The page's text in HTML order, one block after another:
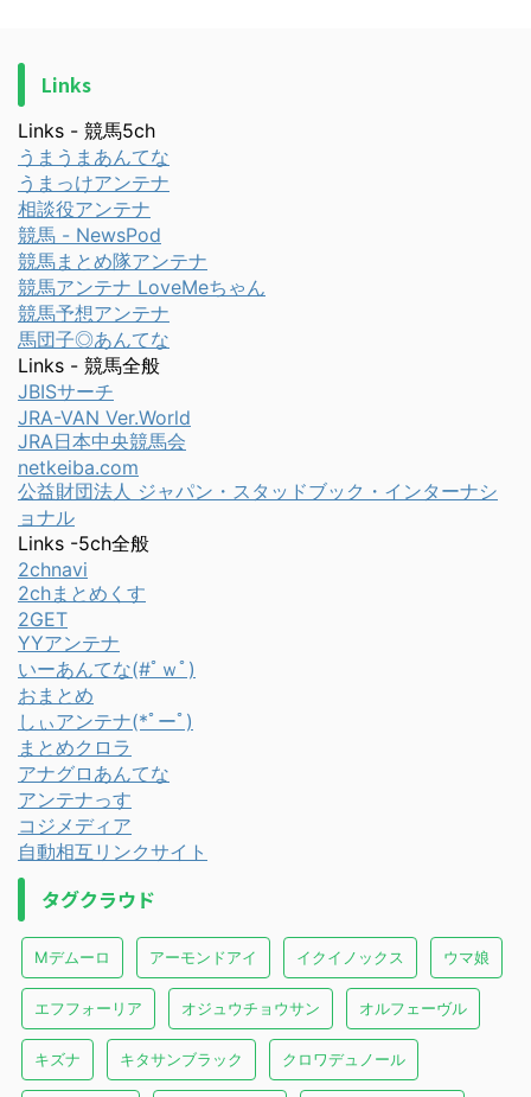
Links
Links - 競馬5ch
うまうまあんてな
うまっけアンテナ
相談役アンテナ
競馬 - NewsPod
競馬まとめ隊アンテナ
競馬アンテナ LoveMeちゃん
競馬予想アンテナ
馬団子◎あんてな
Links - 競馬全般
JBISサーチ
JRA-VAN Ver.World
JRA日本中央競馬会
netkeiba.com
公益財団法人 ジャパン・スタッドブック・インターナシ
ョナル
Links -5ch全般
2chnavi
2chまとめくす
2GET
YYアンテナ
いーあんてな(#ﾟｗﾟ)
おまとめ
しぃアンテナ(*ﾟーﾟ)
まとめクロラ
アナグロあんてな
アンテナっす
コジメディア
自動相互リンクサイト
タグクラウド
Mデムーロ アーモンドアイ イクイノックス ウマ娘
エフフォーリア オジュウチョウサン オルフェーヴル
キズナ キタサンブラック クロワデュノール